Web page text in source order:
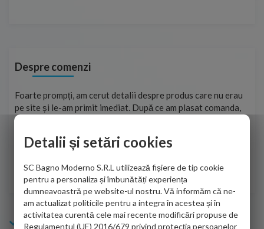
Despre comenzi
Foarte prompți, am cerut detalii despre produs care nu erau
pe site și le-am primit imediat. După ce am plasat comanda,
aceasta a ajuns foarte repede. Mulțumesc!
Cristina Opre - 10.07.2026
Info Bagno
Detalii și setări cookies
SC Bagno Moderno S.R.L utilizează fișiere de tip cookie
pentru a personaliza și îmbunătăți experiența
dumneavoastră pe website-ul nostru. Vă informăm că ne-
am actualizat politicile pentru a integra în acestea și în
activitatea curentă cele mai recente modificări propuse de
Regulamentul (UE) 2016/679 privind protecția persoanelor